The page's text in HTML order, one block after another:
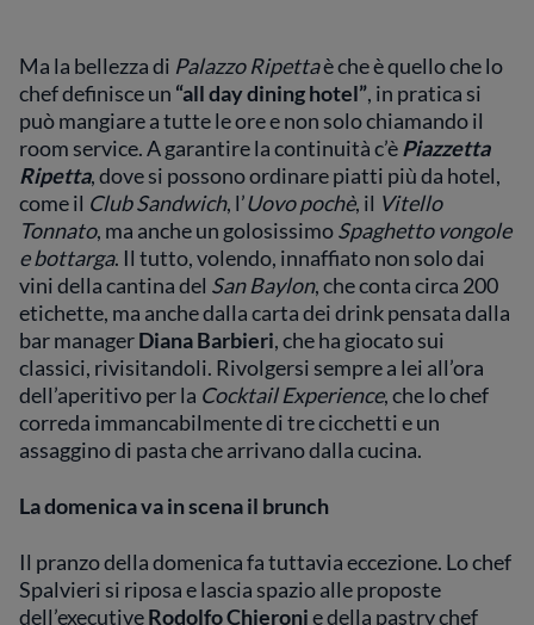
Ma la bellezza di Palazzo Ripettaè che è quello che lo
chef definisce un “all day dining hotel”, in pratica si
può mangiare a tutte le ore e non solo chiamando il
room service. A garantire la continuità c’èPiazzetta
Ripetta, dove si possono ordinare piatti più da hotel,
come il Club Sandwich, l’Uovo pochè, il Vitello
Tonnato, ma anche un golosissimoSpaghetto vongole
e bottarga. Il tutto, volendo, innaffiato non solo dai
vini della cantina del San Baylon, che conta circa 200
etichette, ma anche dalla carta dei drink pensata dalla
bar managerDiana Barbieri, che ha giocato sui
classici, rivisitandoli. Rivolgersi sempre a lei all’ora
dell’aperitivo per la Cocktail Experience, che lo chef
correda immancabilmente di tre cicchetti e un
assaggino di pasta che arrivano dalla cucina.
La domenica va in scena il brunch
Il pranzo della domenica fa tuttavia eccezione. Lo chef
Spalvieri si riposa e lascia spazio alle proposte
dell’executiveRodolfo Chieronie della pastry chef